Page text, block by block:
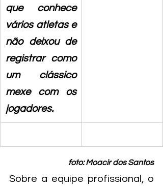
que conhece
vários atletas e
não deixou de
registrar como
um clássico
mexe com os
jogadores.
foto: Moacir dos Santos
Sobre a equipe profissional, o